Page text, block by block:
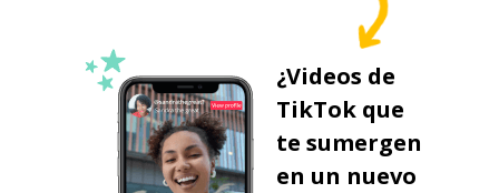
¿Videos de
TikTok que
te sumergen
en un nuevo